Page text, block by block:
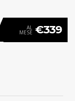
AL
MESE €339